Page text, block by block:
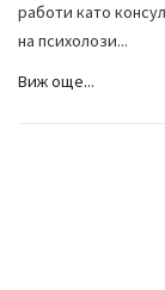
работи като
на психолози...
Виж още...